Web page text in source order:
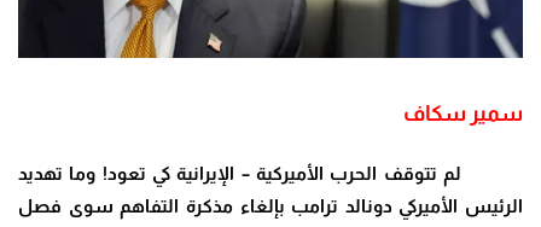
سمير سكاف
لم تتوقف الحرب الأميركية – الإيرانية كي تعود! وما تهديد
الرئيس الأميركي دونالد ترامب بإلغاء مذكرة التفاهم سوى فصل